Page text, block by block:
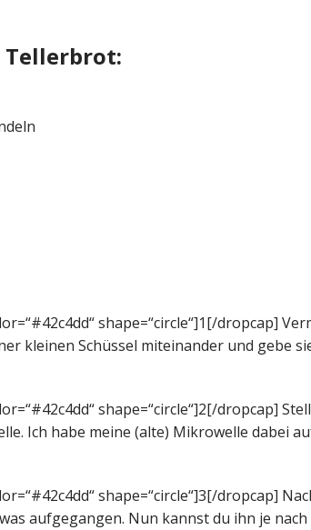
shape=“circle“]1[/dropcap]
kleinen Schüssel miteinander und gebe
shape=“circle“]2[/dropcap]
Ich habe meine (alte) Mikrowelle dabei
shape=“circle“]3[/dropcap]
aufgegangen. Nun kannst du ihn je